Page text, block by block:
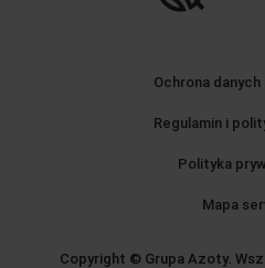
Ochrona
Regulamin i
Polityka
Mapa
Copyright © Grupa Azoty.